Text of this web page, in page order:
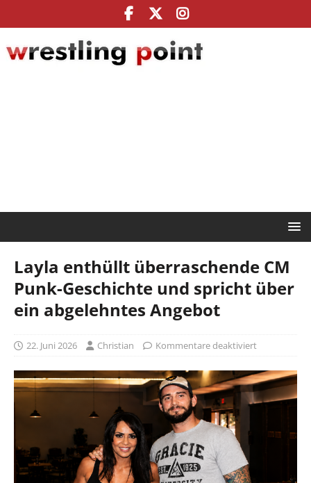
Layla enthüllt überraschende CM
Punk-Geschichte und spricht über
ein abgelehntes Angebot
22. Juni 2026 Christian Kommentare deaktiviert